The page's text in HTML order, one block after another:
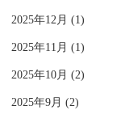
2025年12月 (1)
2025年11月 (1)
2025年10月 (2)
2025年9月 (2)